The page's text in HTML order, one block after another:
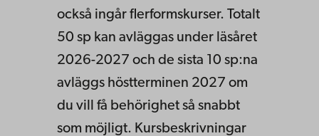
också ingår flerformskurser. Totalt
50 sp kan avläggas under läsåret
2026-2027 och de sista 10 sp:na
avläggs höstterminen 2027 om
du vill få behörighet så snabbt
som möjligt. Kursbeskrivningar